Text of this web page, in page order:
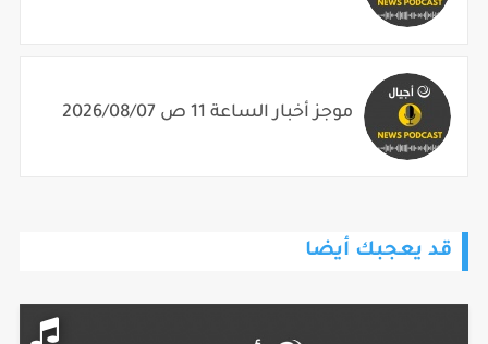
موجز أخبار الساعة 11 ص 2026/08/07
قد يعجبك أيضا